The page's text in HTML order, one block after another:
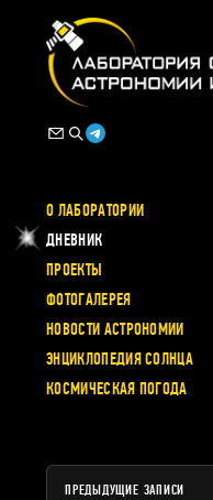
О ЛАБОРАТОРИИ
ДНЕВНИК
ПРОЕКТЫ
ФОТОГАЛЕРЕЯ
НОВОСТИ АСТРОНОМИИ
ЭНЦИКЛОПЕДИЯ СОЛНЦА
КОСМИЧЕСКАЯ ПОГОДА
ПРЕДЫДУЩИЕ ЗАПИСИ